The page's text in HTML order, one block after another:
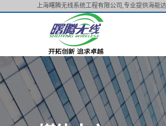
上海曙腾无线系统工程有限公司,专业提供海能